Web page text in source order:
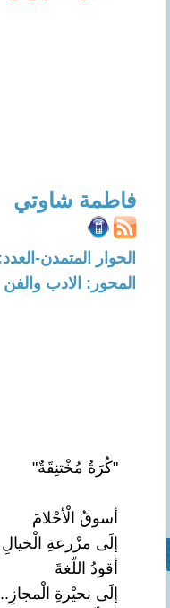
فاطمة شاوتي
الحوار المتمدن-العدد: 8734 - 2026 / 6 / 12 -
المحور: الادب والفن
"كُرَةٌ مُخْتنِقَةٌ"
أسوقُ الْأحْلامَ
إلَى مزْرعةِ الْخيالِ
أقودُ اللّغةَ
إلَى بحيْرةِ